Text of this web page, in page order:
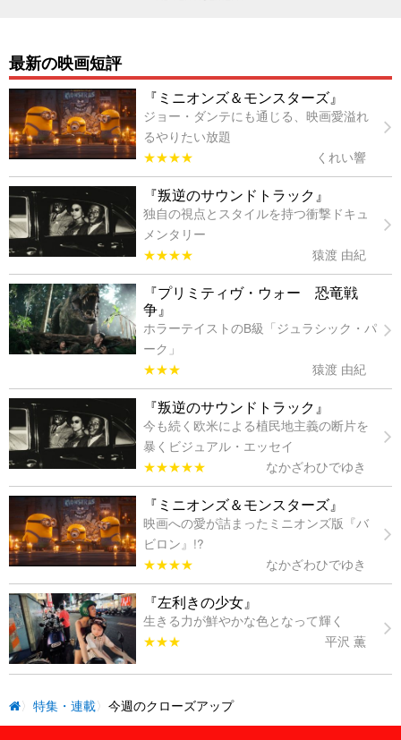
最新の映画短評
『ミニオンズ＆モンスターズ』
ジョー・ダンテにも通じる、映画愛溢れ
るやりたい放題
★★★★
くれい響
『叛逆のサウンドトラック』
独自の視点とスタイルを持つ衝撃ドキュ
メンタリー
★★★★
猿渡 由紀
『プリミティヴ・ウォー 恐竜戦
争』
ホラーテイストのB級「ジュラシック・パ
ーク」
★★★
猿渡 由紀
『叛逆のサウンドトラック』
今も続く欧米による植民地主義の断片を
暴くビジュアル・エッセイ
★★★★★
なかざわひでゆき
『ミニオンズ＆モンスターズ』
映画への愛が詰まったミニオンズ版『バ
ビロン』!?
★★★★
なかざわひでゆき
『左利きの少女』
生きる力が鮮やかな色となって輝く
★★★
平沢 薫
特集・連載 今週のクローズアップ